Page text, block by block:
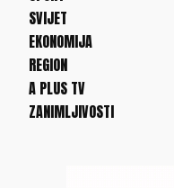
SVIJET
EKONOMIJA
REGION
A PLUS TV
ZANIMLJIVOSTI